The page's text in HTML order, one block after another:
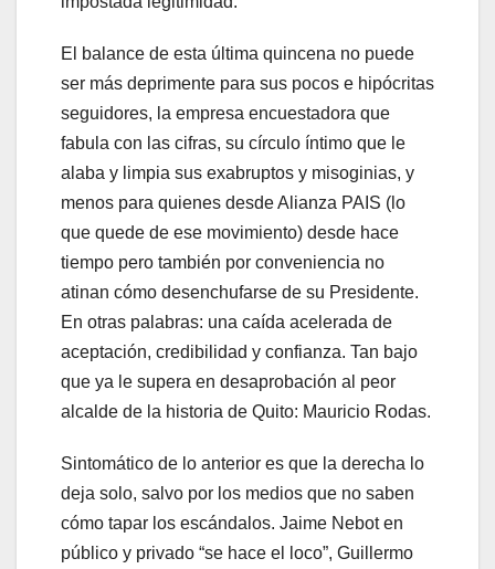
El balance de esta última quincena no puede
ser más deprimente para sus pocos e hipócritas
seguidores, la empresa encuestadora que
fabula con las cifras, su círculo íntimo que le
alaba y limpia sus exabruptos y misoginias, y
menos para quienes desde Alianza PAIS (lo
que quede de ese movimiento) desde hace
tiempo pero también por conveniencia no
atinan cómo desenchufarse de su Presidente.
En otras palabras: una caída acelerada de
aceptación, credibilidad y confianza. Tan bajo
que ya le supera en desaprobación al peor
alcalde de la historia de Quito: Mauricio Rodas.
Sintomático de lo anterior es que la derecha lo
deja solo, salvo por los medios que no saben
cómo tapar los escándalos. Jaime Nebot en
público y privado “se hace el loco”, Guillermo